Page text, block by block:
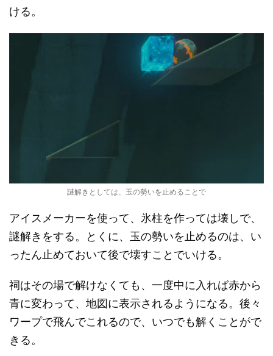
ける。
謎解きとしては、玉の勢いを止めることで
アイスメーカーを使って、氷柱を作っては壊しで、
謎解きをする。とくに、玉の勢いを止めるのは、い
ったん止めておいて後で壊すことでいける。
祠はその場で解けなくても、一度中に入れば赤から
青に変わって、地図に表示されるようになる。後々
ワープで飛んでこれるので、いつでも解くことがで
きる。